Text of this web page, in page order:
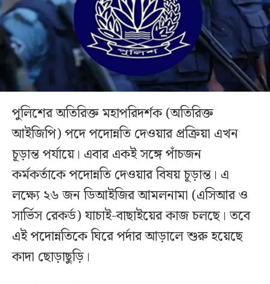
পুলিশের অতিরিক্ত মহাপরিদর্শক (অতিরিক্ত
আইজিপি) পদে পদোন্নতি দেওয়ার প্রক্রিয়া এখন
চূড়ান্ত পর্যায়ে। এবার একই সঙ্গে পাঁচজন
কর্মকর্তাকে পদোন্নতি দেওয়ার বিষয় চূড়ান্ত। এ
লক্ষ্যে ২৬ জন ডিআইজির আমলনামা (এসিআর ও
সার্ভিস রেকর্ড) যাচাই-বাছাইয়ের কাজ চলছে। তবে
এই পদোন্নতিকে ঘিরে পর্দার আড়ালে শুরু হয়েছে
কাদা ছোড়াছুড়ি।